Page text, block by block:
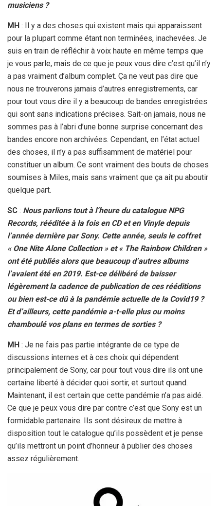
musiciens ?
MH : Il y a des choses qui existent mais qui apparaissent
pour la plupart comme étant non terminées, inachevées. Je
suis en train de réfléchir à voix haute en même temps que
je vous parle, mais de ce que je peux vous dire c’est qu’il n’y
a pas vraiment d’album complet. Ça ne veut pas dire que
nous ne trouverons jamais d’autres enregistrements, car
pour tout vous dire il y a beaucoup de bandes enregistrées
qui sont sans indications précises. Sait-on jamais, nous ne
sommes pas à l’abri d’une bonne surprise concernant des
bandes encore non archivées. Cependant, en l’état actuel
des choses, il n’y a pas suffisamment de matériel pour
constituer un album. Ce sont vraiment des bouts de choses
soumises à Miles, mais sans vraiment que ça ait pu aboutir
quelque part.
SC : Nous parlions tout à l’heure du catalogue NPG
Records, rééditée à la fois en CD et en Vinyle depuis
l’année dernière par Sony. Cette année, seuls le coffret
« One Nite Alone Collection » et « The Rainbow Children »
ont été publiés alors que beaucoup d’autres albums
l’avaient été en 2019. Est-ce délibéré de baisser
légèrement la cadence de publication de ces rééditions
ou bien est-ce dû à la pandémie actuelle de la Covid19 ?
Et d’ailleurs, cette pandémie a-t-elle plus ou moins
chamboulé vos plans en termes de sorties ?
MH : Je ne fais pas partie intégrante de ce type de
discussions internes et à ces choix qui dépendent
principalement de Sony, car pour tout vous dire ils ont une
certaine liberté à décider quoi sortir, et surtout quand.
Maintenant, il est certain que cette pandémie n’a pas aidé.
Ce que je peux vous dire par contre c’est que Sony est un
formidable partenaire. Ils sont désireux de mettre à
disposition tout le catalogue qu’ils possèdent et je pense
qu’ils mettront un point d’honneur à publier des choses
assez régulièrement.